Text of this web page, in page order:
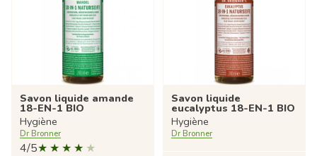
Savon liquide amande
18-EN-1 BIO
Hygiène
Dr Bronner
4/5
Savon liquide
eucalyptus 18-EN-1 BIO
Hygiène
Dr Bronner